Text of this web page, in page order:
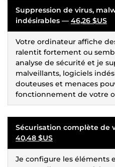
Suppression de virus,
indésirables — 46,26 $US
Votre ordinateur affiche
ralentit fortement ou
analyse de sécurité et je
malveillants, logiciels
douteuses et menaces
fonctionnement de votre
Sécurisation complète
40,48 $US
Je configure les éléments